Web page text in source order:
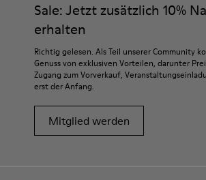
Sale: Jetzt zusätzlich 10%
erhalten
Richtig gelesen. Als Teil unserer Community
Genuss von exklusiven Vorteilen, darunter
Zugang zum Vorverkauf,
erst der Anfang.
Mitglied werden